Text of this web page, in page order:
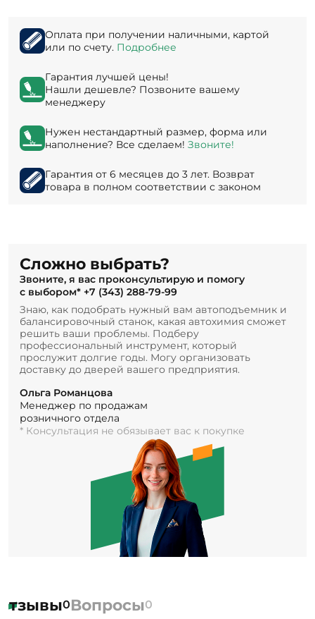
Оплата при получении наличными, картой
или по счету. Подробнее
Гарантия лучшей цены!
Нашли дешевле? Позвоните вашему
менеджеру
Нужен нестандартный размер, форма или
наполнение? Все сделаем! Звоните!
Гарантия от 6 месяцев до 3 лет. Возврат
товара в полном соответствии с законом
Сложно выбрать?
Звоните, я вас проконсультирую и помогу
с выбором* +7 (343) 288-79-99
Знаю, как подобрать нужный вам автоподъемник и
балансировочный станок, какая автохимия сможет
решить ваши проблемы. Подберу
профессиональный инструмент, который
прослужит долгие годы. Могу организовать
доставку до дверей вашего предприятия.
Ольга Романцова
Менеджер по продажам
розничного отдела
* Консультация не обязывает вас к покупке
0Вопросы0